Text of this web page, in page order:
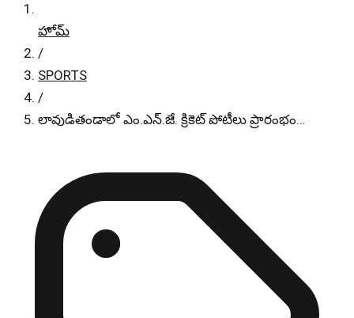
హోమ్
/
SPORTS
/
లావుడితండాలో ఎం.ఎన్.జే. క్రికెట్ పోటీలు ప్రారంభం…